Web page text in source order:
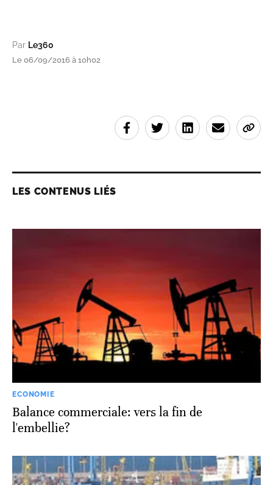
Par Le360
Le 06/09/2016 à 10h02
LES CONTENUS LIÉS
ECONOMIE
Balance commerciale: vers la fin de
l'embellie?